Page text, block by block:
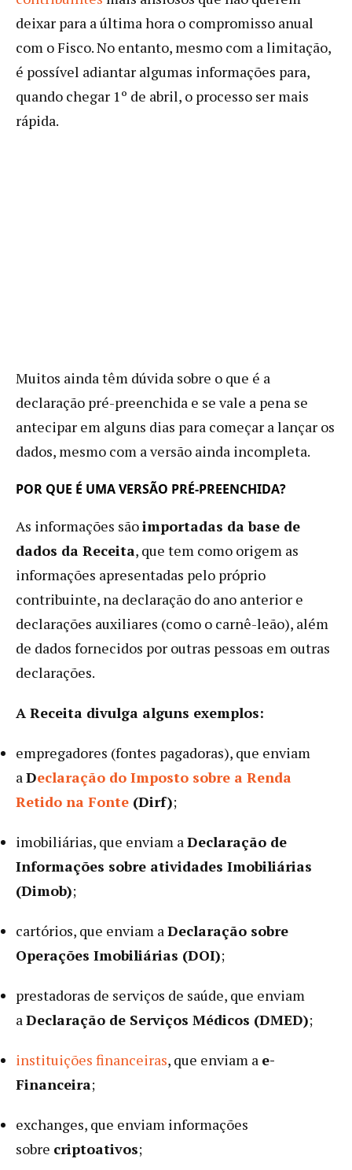
deixar para a última hora o compromisso anual
com o Fisco. No entanto, mesmo com a limitação,
é possível adiantar algumas informações para,
quando chegar 1º de abril, o processo ser mais
rápida.
Muitos ainda têm dúvida sobre o que é a
declaração pré-preenchida e se vale a pena se
antecipar em alguns dias para começar a lançar os
dados, mesmo com a versão ainda incompleta.
POR QUE É UMA VERSÃO PRÉ-PREENCHIDA?
As informações sãoimportadas da base de
dados da Receita, que tem como origem as
informações apresentadas pelo próprio
contribuinte, na declaração do ano anterior e
declarações auxiliares (como o carnê-leão), além
de dados fornecidos por outras pessoas em outras
declarações.
A Receita divulga alguns exemplos:
empregadores (fontes pagadoras), que enviam
aDeclaração do Imposto sobre a Renda
Retido na Fonte (Dirf);
imobiliárias, que enviam aDeclaração de
Informações sobre atividades Imobiliárias
(Dimob);
cartórios, que enviam aDeclaração sobre
Operações Imobiliárias (DOI);
prestadoras de serviços de saúde, que enviam
aDeclaração de Serviços Médicos (DMED);
instituições financeiras, que enviam a e-
Financeira;
exchanges, que enviam informações
sobre criptoativos;